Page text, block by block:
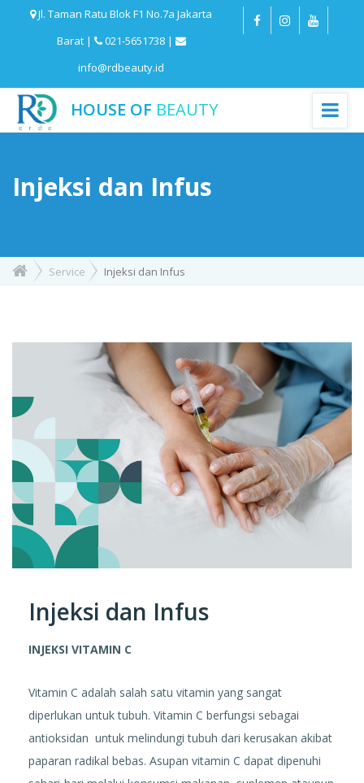
Jl. Taman Ratu Blok F1 No.7a Jakarta
Barat |
021-5651738 |
info@rdbeauty.id
HOUSE OF BEAUTY
Injeksi dan Infus
Service Injeksi dan Infus
Injeksi dan Infus
INJEKSI VITAMIN C
Vitamin C adalah salah satu vitamin yang sangat
diperlukan untuk tubuh. Vitamin C berfungsi sebagai
antioksidan untuk melindungi tubuh dari kerusakan akibat
paparan radikal bebas. Asupan vitamin C dapat dipenuhi